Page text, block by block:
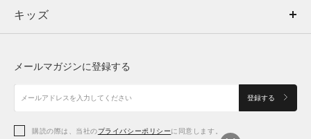
キッズ
アクセサリー
ボトムス
アクセサリー
トップス
シューズ
アクセサリー
キッズ
シューズ
メールマガジンに登録する
登録する
購読の際は、当社のプライバシーポリシーに同意します。